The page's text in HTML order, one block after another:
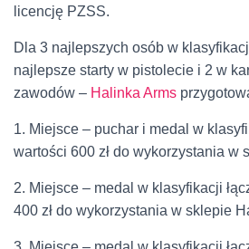
licencję PZSS.
Dla 3 najlepszych osób w
najlepsze starty w pistolecie i 2 w
zawodów – Halinka Arms
1. Miejsce – puchar i medal w
wartości 600 zł do wykorzystania w
2. Miejsce – medal w klasyfikacji
400 zł do wykorzystania w sklepie